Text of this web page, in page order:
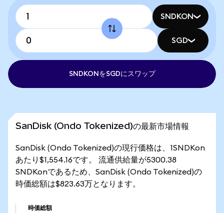
SNDKON
SGD
SNDKONをSGDにスワップ
SanDisk (Ondo Tokenized)の最新市場情報
SanDisk (Ondo Tokenized)の現行価格は、1SNDKon
あたり$1,554.16です。 流通供給量が5300.38
SNDKonであるため、SanDisk (Ondo Tokenized)の
時価総額は$823.63万となります。
時価総額